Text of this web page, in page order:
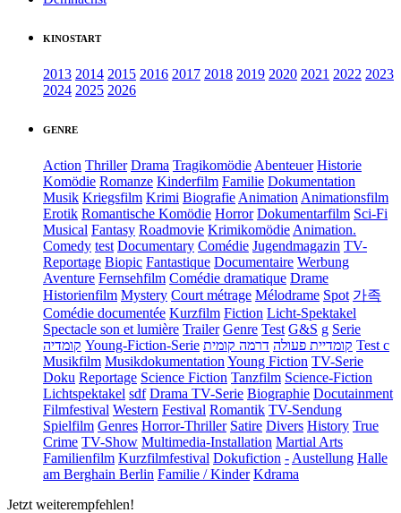
KINOSTART
2013 2014 2015 2016 2017 2018 2019 2020 2021 2022 2023
2024 2025 2026
GENRE
Action Thriller Drama Tragikomödie Abenteuer Historie
Komödie Romanze Kinderfilm Familie Dokumentation
Musik Kriegsfilm Krimi Biografie Animation Animationsfilm
Erotik Romantische Komödie Horror Dokumentarfilm Sci-Fi
Musical Fantasy Roadmovie Krimikomödie Animation.
Comedy test Documentary Comédie Jugendmagazin TV-
Reportage Biopic Fantastique Documentaire Werbung
Aventure Fernsehfilm Comédie dramatique Drame
Historienfilm Mystery Court métrage Mélodrame Spot 가족
Comédie documentée Kurzfilm Fiction Licht-Spektakel
Spectacle son et lumière Trailer Genre Test G&S g Serie
קומדיה Young-Fiction-Serie קומדיית פעולה דרמה קומית
Test c
Musikfilm Musikdokumentation Young Fiction TV-Serie
Doku Reportage Science Fiction Tanzfilm Science-Fiction
Lichtspektakel sdf Drama TV-Serie Biographie Docutainment
Filmfestival Western Festival Romantik TV-Sendung
Spielfilm Genres Horror-Thriller Satire Divers History True
Crime TV-Show Multimedia-Installation Martial Arts
Familienfilm Kurzfilmfestival Dokufiction - Austellung Halle
am Berghain Berlin Familie / Kinder Kdrama
Jetzt weiterempfehlen!